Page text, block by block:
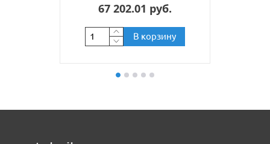
67 202.01 руб.
В корзину